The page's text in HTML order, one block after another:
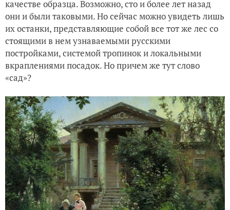
качестве образца. Возможно, сто и более лет назад
они и были таковыми. Но сейчас можно увидеть лишь
их останки, представляющие собой все тот же лес со
стоящими в нем узнаваемыми русскими
постройками, системой тропинок и локальными
вкраплениями посадок. Но причем же тут слово
«сад»?